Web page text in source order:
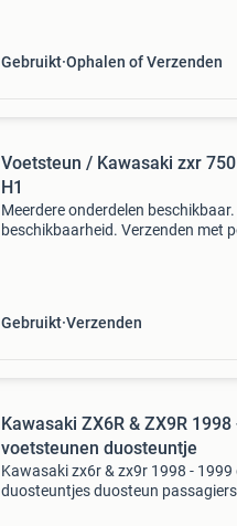
Gebruikt Ophalen of Verzenden
Voetsteun / Kawasaki zxr
H1
Meerdere onderdelen
beschikbaarheid. Verzenden met
Gebruikt Verzenden
Kawasaki ZX6R & ZX9R
voetsteunen duosteuntje
Kawasaki zx6r & zx9r 1998 -
duosteuntjes duosteun